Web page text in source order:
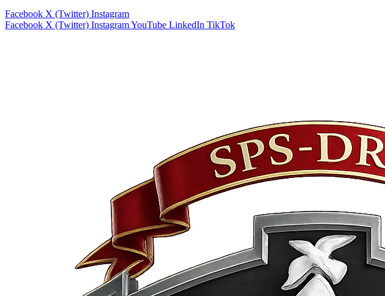
Facebook X (Twitter) Instagram
Facebook X (Twitter) InstagramYouTube LinkedIn TikTok